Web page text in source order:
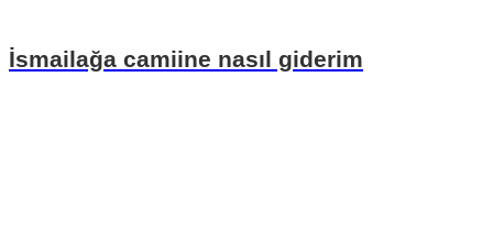
İsmailağa camiine nasıl giderim